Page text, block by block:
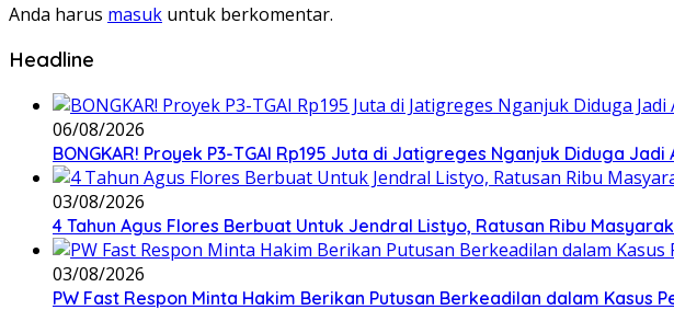
Anda harus masuk untuk berkomentar.
Headline
06/08/2026
BONGKAR! Proyek P3-TGAI Rp195 Juta di Jatigreges Nganjuk Diduga
03/08/2026
4 Tahun Agus Flores Berbuat Untuk Jendral Listyo, Ratusan Ribu
03/08/2026
PW Fast Respon Minta Hakim Berikan Putusan Berkeadilan dalam Kasus